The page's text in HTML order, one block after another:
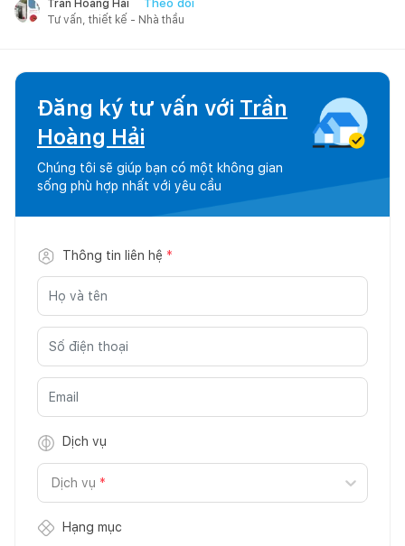
Trần Hoàng Hải Theo dõi
Tư vấn, thiết kế - Nhà thầu
Đăng ký tư vấn với Trần
Hoàng Hải
Chúng tôi sẽ giúp bạn có một không gian
sống phù hợp nhất với yêu cầu
Thông tin liên hệ *
Dịch vụ
Dịch vụ *
Hạng mục